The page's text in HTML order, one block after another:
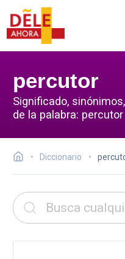
percutor
Significado,
de la palabra: percutor
Diccionario